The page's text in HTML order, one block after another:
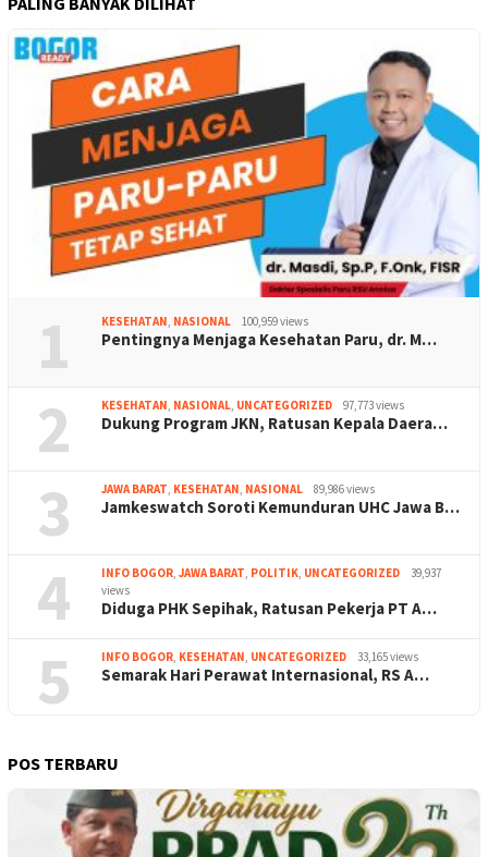
1 KESEHATAN NASIONAL 100,959 views
Pentingnya Menjaga Kesehatan Paru, dr. M…
2 KESEHATAN NASIONAL UNCATEGORIZED 97,773 views
Dukung Program JKN, Ratusan Kepala Daera…
3 JAWA BARAT KESEHATAN NASIONAL 89,986 views
Jamkeswatch Soroti Kemunduran UHC Jawa B…
4 INFO BOGOR JAWA BARAT POLITIK UNCATEGORIZED
39,937
views
Diduga PHK Sepihak, Ratusan Pekerja PT A…
5 INFO BOGOR KESEHATAN UNCATEGORIZED 33,165 views
Semarak Hari Perawat Internasional, RS A…
POS TERBARU